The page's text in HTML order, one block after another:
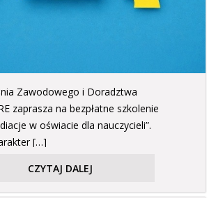
Zawodowego i Doradztwa
zaprasza na bezpłatne szkolenie
w oświacie dla nauczycieli”.
[…]
CZYTAJ DALEJ